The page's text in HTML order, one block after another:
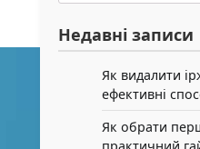
Недавні записи
Як видалити
ефективні
Як обрати